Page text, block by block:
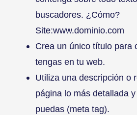
buscadores. ¿Cómo?
Site:www.dominio.com
Crea un único título para
tengas en tu web.
Utiliza una descripción o
página lo más detallada
puedas (meta tag).